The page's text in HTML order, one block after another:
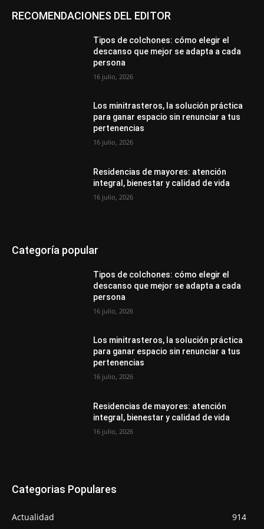
RECOMENDACIONES DEL EDITOR
Tipos de colchones: cómo elegir el
descanso que mejor se adapta a cada
persona
16 julio, 2026
Los minitrasteros, la solución práctica
para ganar espacio sin renunciar a tus
pertenencias
16 julio, 2026
Residencias de mayores: atención
integral, bienestar y calidad de vida
16 julio, 2026
Categoría popular
Tipos de colchones: cómo elegir el
descanso que mejor se adapta a cada
persona
16 julio, 2026
Los minitrasteros, la solución práctica
para ganar espacio sin renunciar a tus
pertenencias
16 julio, 2026
Residencias de mayores: atención
integral, bienestar y calidad de vida
16 julio, 2026
Categorias Populares
Actualidad
914